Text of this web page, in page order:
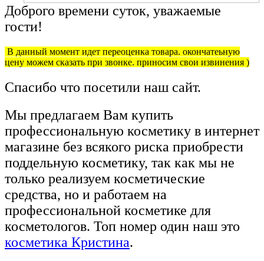
Доброго времени суток, уважаемые
гости!
В данный момент идет переоценка товара. окончатеьную
цену можем сказать при звонке. приносим свои извинения )
Спасибо что посетили наш сайт.
Мы предлагаем Вам купить
профессиональную косметику в интернет
магазине без всякого риска приобрести
поддельную косметику, так как мы не
только реализуем косметические
средства, но и работаем на
профессиональной косметике для
косметологов. Топ номер один наш это
косметика Кристина.